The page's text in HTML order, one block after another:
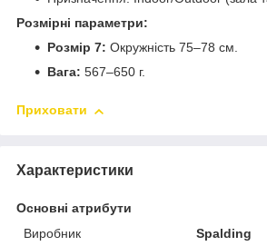
Розмірні параметри:
Розмір 7: Окружність 75–78 см.
Вага: 567–650 г.
Приховати
Характеристики
Основні атрибути
Виробник
Spalding